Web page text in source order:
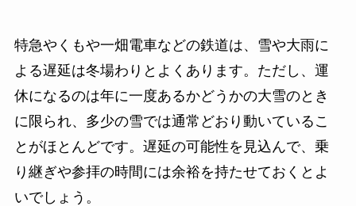
特急やくもや一畑電車などの鉄道は、雪や大雨に
よる遅延は冬場わりとよくあります。ただし、運
休になるのは年に一度あるかどうかの大雪のとき
に限られ、多少の雪では通常どおり動いているこ
とがほとんどです。遅延の可能性を見込んで、乗
り継ぎや参拝の時間には余裕を持たせておくとよ
いでしょう。